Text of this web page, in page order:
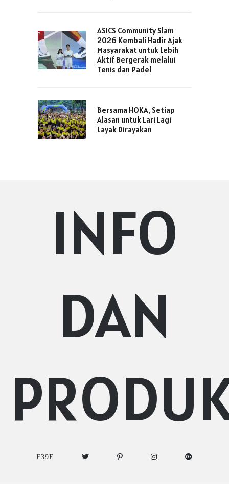
ASICS Community Slam
2026 Kembali Hadir Ajak
Masyarakat untuk Lebih
Aktif Bergerak melalui
Tenis dan Padel
Bersama HOKA, Setiap
Alasan untuk Lari Lagi
Layak Dirayakan
INFO
DAN